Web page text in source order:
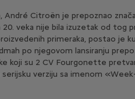
Citroën je prepoznao
veka nije bila izuzetak od tog
primeraka, postao je
po njegovom lansiranju
koji su 2 CV Fourgonette
verziju sa imenom